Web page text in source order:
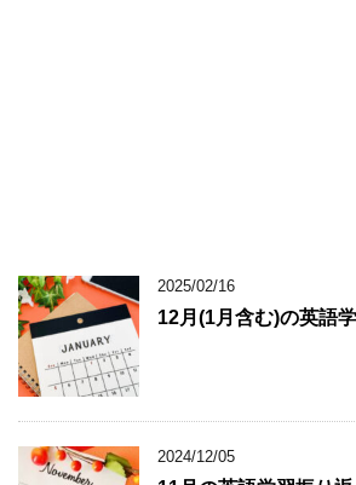
2025/02/16
12月(1月含む)の英語
2024/12/05